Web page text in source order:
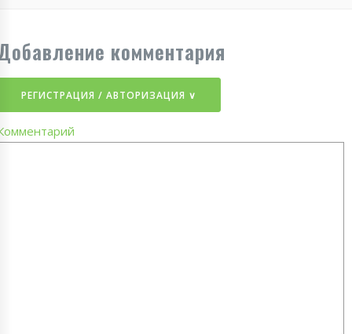
комментария
РЕГИСТРАЦИЯ / АВТОРИЗАЦИЯ ∨